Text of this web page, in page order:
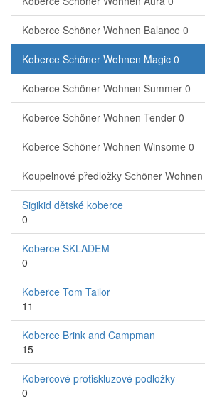
Koberce Schöner Wohnen Balance 0
Koberce Schöner Wohnen Magic 0
Koberce Schöner Wohnen Summer 0
Koberce Schöner Wohnen Tender 0
Koberce Schöner Wohnen Winsome 0
Koupelnové předložky Schöner Wohnen
Sigikid dětské koberce
0
Koberce SKLADEM
0
Koberce Tom Tailor
11
Koberce Brink and Campman
15
Kobercové protiskluzové podložky
0